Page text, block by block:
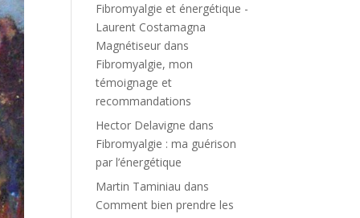
Fibromyalgie et énergétique -
Laurent Costamagna
Magnétiseur dans
Fibromyalgie, mon
témoignage et
recommandations
Hector Delavigne dans
Fibromyalgie : ma guérison
par l’énergétique
Martin Taminiau dans
Comment bien prendre les